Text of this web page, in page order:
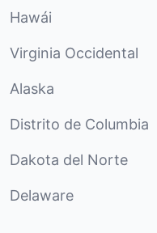
Hawái
Virginia Occidental
Alaska
Distrito de Columbia
Dakota del Norte
Delaware